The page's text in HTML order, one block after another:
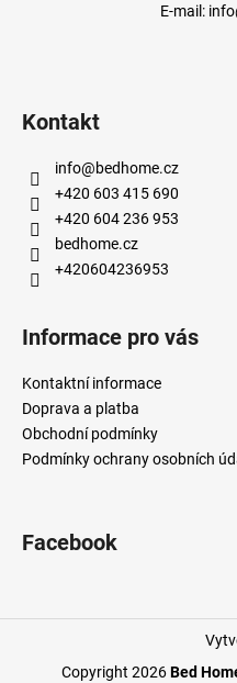
E-mail:
Kontakt
info@bedhome.cz
+420 603 415 690
+420 604 236 953
bedhome.cz
+420604236953
Informace pro vás
Kontaktní informace
Doprava a platba
Obchodní podmínky
Podmínky ochrany osobních
Facebook
Copyright 2026Bed